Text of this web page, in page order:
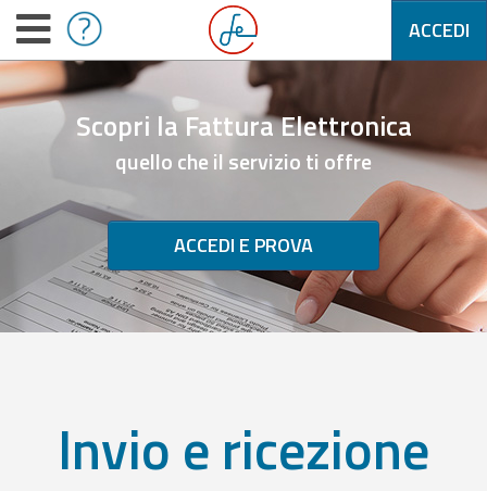
ACCEDI
Scopri la Fattura Elettronica
quello che il servizio ti offre
ACCEDI E PROVA
Invio e ricezione